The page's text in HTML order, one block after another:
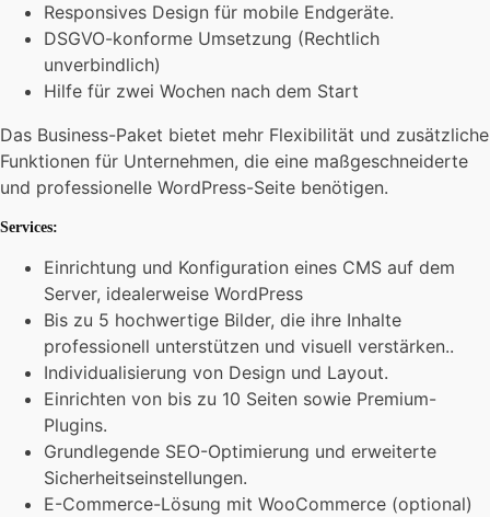
Responsives Design für mobile Endgeräte.
DSGVO-konforme Umsetzung (Rechtlich
unverbindlich)
Hilfe für zwei Wochen nach dem Start
Das Business-Paket bietet mehr Flexibilität und zusätzliche
Funktionen für Unternehmen, die eine maßgeschneiderte
und professionelle WordPress-Seite benötigen.
Services:
Einrichtung und Konfiguration eines CMS auf dem
Server, idealerweise WordPress
Bis zu 5 hochwertige Bilder, die ihre Inhalte
professionell unterstützen und visuell verstärken..
Individualisierung von Design und Layout.
Einrichten von bis zu 10 Seiten sowie Premium-
Plugins.
Grundlegende SEO-Optimierung und erweiterte
Sicherheitseinstellungen.
E-Commerce-Lösung mit WooCommerce (optional)